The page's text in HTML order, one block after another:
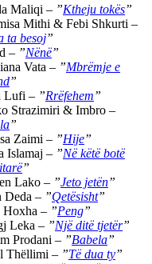
Maliqi – ”Ktheju tokës”
Mithi & Febi Shkurti –
ta besoj”
– ”Nënë”
Vata – ”Mbrëmje e
”
Lufi – ”Rrëfehem”
Strazimiri & Imbro –
”
Zaimi – ”Hije”
Islamaj – ”Në këtë botë
”
Lako – ”Jeto jetën”
Deda – ”Qetësisht”
Hoxha – ”Peng”
Leka – ”Një ditë tjetër”
Prodani – ”Babela”
Thëllimi – ”Të dua ty”